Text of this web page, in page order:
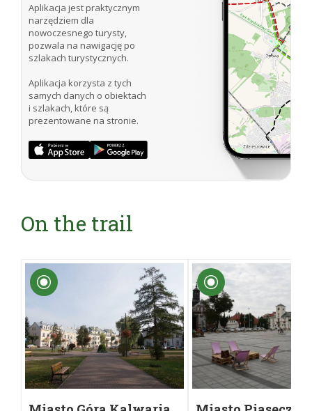
Aplikacja jest praktycznym
narzędziem dla
nowoczesnego turysty,
pozwala na nawigację po
szlakach turystycznych.
Aplikacja korzysta z tych
samych danych o obiektach
i szlakach, które są
prezentowane na stronie.
On the trail